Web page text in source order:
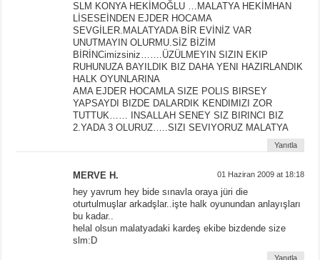
SLM KONYA HEKİMOĞLU …MALATYA HEKİMHAN
LİSESEİNDEN EJDER HOCAMA
SEVGİLER.MALATYADA BİR EVİNİZ VAR
UNUTMAYIN OLURMU.SİZ BİZİM
BİRİNCimizsiniz…….ÜZÜLMEYIN SIZIN EKIP
RUHUNUZA BAYILDIK BIZ DAHA YENI HAZIRLANDIK
HALK OYUNLARINA
AMA EJDER HOCAMLA SIZE POLIS BIRSEY
YAPSAYDI BIZDE DALARDIK KENDIMIZI ZOR
TUTTUK…… INSALLAH SENEY SIZ BIRINCI BIZ
2.YADA 3 OLURUZ…..SIZI SEVIYORUZ MALATYA
Yanıtla
MERVE H. 01 Haziran 2009 at 18:18
hey yavrum hey bide sınavla oraya jüri die
oturtulmuşlar arkadşlar..işte halk oyunundan anlayışları
bu kadar..
helal olsun malatyadaki kardeş ekibe bizdende size
slm:D
Yanıtla